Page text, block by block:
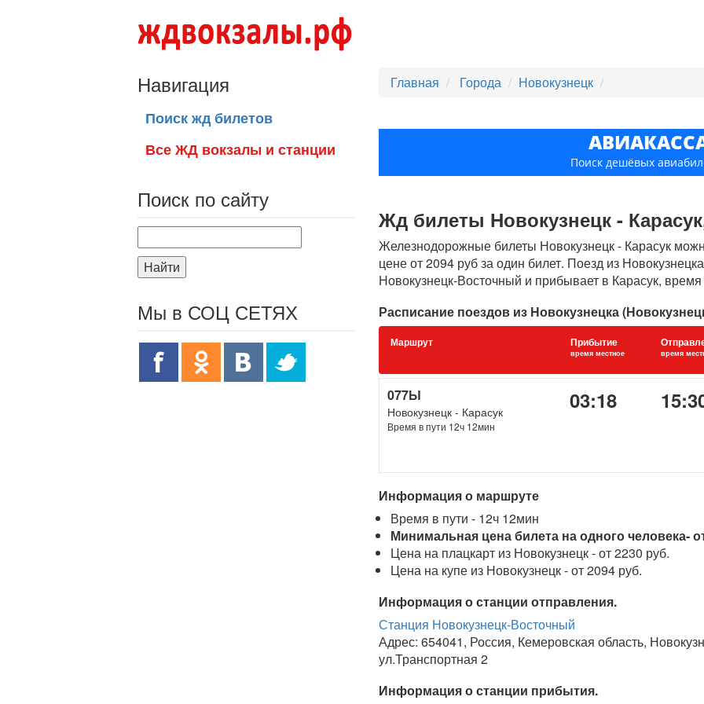
Главная Города Новокузнецк
Поиск дешёвых
Жд билеты Новокузнецк -
Железнодорожные билеты Новокузнецк - Карасук
цене от 2094 руб за один билет. Поезд из
Новокузнецк-Восточный и прибывает в Карасук,
Расписание поездов из Новокузнецка
Маршрут Прибытие
время местное время
077Ы
Новокузнецк - Карасук
Время в пути 12ч 12мин
03:18
Информация о маршруте
Время в пути - 12ч 12мин
Минимальная цена билета на одного человека-
Цена на плацкарт из Новокузнецк - от 2230 руб.
Цена на купе из Новокузнецк - от 2094 руб.
Информация о станции отправления.
Станция Новокузнецк-Восточный
Адрес: 654041, Россия, Кемеровская область,
ул.Транспортная 2
Информация о станции прибытия.
Навигация
Поиск жд билетов
Все ЖД вокзалы и станции
Поиск по сайту
Найти
Мы в СОЦ СЕТЯХ